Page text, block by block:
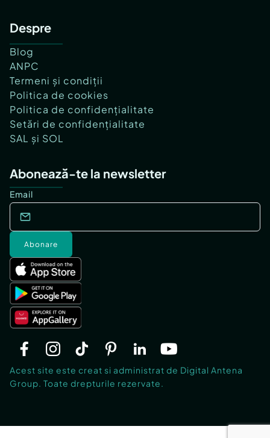
Despre
Blog
ANPC
Termeni și condiții
Politica de cookies
Politica de confidențialitate
Setări de confidențialitate
SAL și SOL
Abonează-te la newsletter
Email
Abonare
Acest site este creat si administrat de Digital Antena
Group. Toate drepturile rezervate.